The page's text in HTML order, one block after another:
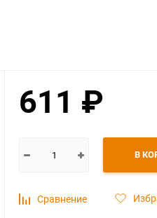
611 ₽
В
Сравнение